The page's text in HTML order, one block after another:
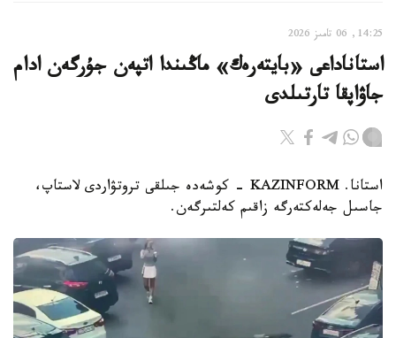
14:25, 06 تامىز 2026
استاناداعى «بايتەرەك» ماڭىندا اتپەن جۇرگەن ادام
جاۋاپقا تارتىلدى
استانا. KAZINFORM - كوشەدە جىلقى تروتۋاردى لاستاپ،
جاسىل جەلەكتەرگە زاقىم كەلتىرگەن.